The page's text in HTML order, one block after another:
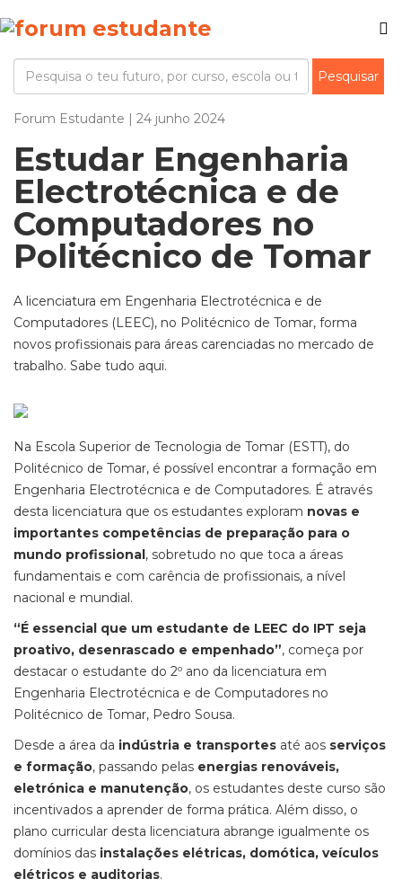
Forum Estudante | 24 junho 2024
Estudar Engenharia
Electrotécnica e de
Computadores no
Politécnico de Tomar
A licenciatura em Engenharia Electrotécnica e de
Computadores (LEEC), no Politécnico de Tomar, forma
novos profissionais para áreas carenciadas no mercado de
trabalho. Sabe tudo aqui.
Na Escola Superior de Tecnologia de Tomar (ESTT), do
Politécnico de Tomar, é possível encontrar a formação em
Engenharia Electrotécnica e de Computadores. É através
desta licenciatura que os estudantes exploram novas e
importantes competências de preparação para o
mundo profissional, sobretudo no que toca a áreas
fundamentais e com carência de profissionais, a nível
nacional e mundial.
“É essencial que um estudante de LEEC do IPT seja
proativo, desenrascado e empenhado”, começa por
destacar o estudante do 2º ano da licenciatura em
Engenharia Electrotécnica e de Computadores no
Politécnico de Tomar, Pedro Sousa.
Desde a área da indústria e transportes até aos serviços
e formação, passando pelas energias renováveis,
eletrónica e manutenção, os estudantes deste curso são
incentivados a aprender de forma prática. Além disso, o
plano curricular desta licenciatura abrange igualmente os
domínios das instalações elétricas, domótica, veículos
elétricos e auditorias.